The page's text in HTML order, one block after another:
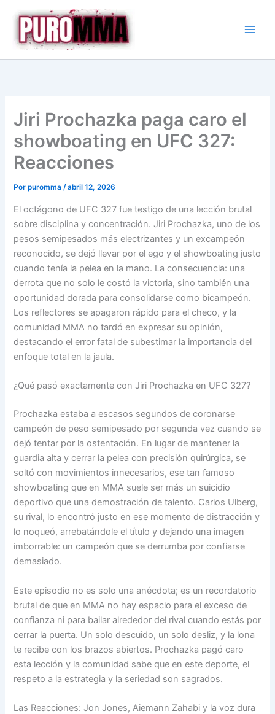
contenido
Jiri Prochazka paga caro el
showboating en UFC 327:
Reacciones
Porpuromma/abril 12, 2026
El octágono de UFC 327 fue testigo de una lección brutal
sobre disciplina y concentración. Jiri Prochazka, uno de los
pesos semipesados más electrizantes y un excampeón
reconocido, se dejó llevar por el ego y el showboating justo
cuando tenía la pelea en la mano. La consecuencia: una
derrota que no solo le costó la victoria, sino también una
oportunidad dorada para consolidarse como bicampeón.
Los reflectores se apagaron rápido para el checo, y la
comunidad MMA no tardó en expresar su opinión,
destacando el error fatal de subestimar la importancia del
enfoque total en la jaula.
¿Qué pasó exactamente con Jiri Prochazka en UFC 327?
Prochazka estaba a escasos segundos de coronarse
campeón de peso semipesado por segunda vez cuando se
dejó tentar por la ostentación. En lugar de mantener la
guardia alta y cerrar la pelea con precisión quirúrgica, se
soltó con movimientos innecesarios, ese tan famoso
showboating que en MMA suele ser más un suicidio
deportivo que una demostración de talento. Carlos Ulberg,
su rival, lo encontró justo en ese momento de distracción y
lo noqueó, arrebatándole el título y dejando una imagen
imborrable: un campeón que se derrumba por confiarse
demasiado.
Este episodio no es solo una anécdota; es un recordatorio
brutal de que en MMA no hay espacio para el exceso de
confianza ni para bailar alrededor del rival cuando estás por
cerrar la puerta. Un solo descuido, un solo desliz, y la lona
te recibe con los brazos abiertos. Prochazka pagó caro
esta lección y la comunidad sabe que en este deporte, el
respeto a la estrategia y la seriedad son sagrados.
Las Reacciones: Jon Jones, Aiemann Zahabi y la voz dura